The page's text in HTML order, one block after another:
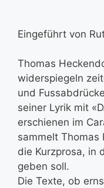
Eingeführt von
Thomas
widerspiegeln
und
seiner Lyrik mit
erschienen im
sammelt Thomas
die Kurzprosa, in
geben soll.
Die Texte, ob